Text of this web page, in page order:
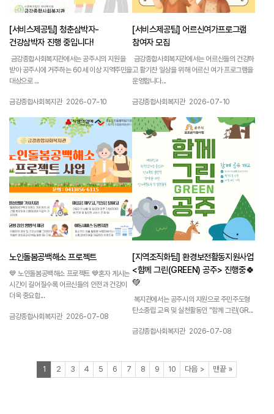
[서비스제공팀] 청춘삼박자-
건강삼박자 진행 중입니다!
금강종합사회복지관에서는 공주시의 지원을
받아 공주시에 거주하는 60세 이상 지역주민을
대상으로 ...
작성자 :
금강종합사회복지관 작성일 :
2026-07-10
[서비스제공팀] 어르신여가프로그램
참여자 모집
금강종합사회복지관에서는 어르신들의 건강하
고 활기찬 일상을 위해 어르신 여가 프로그램을
운영합니다...
작성자 :
금강종합사회복지관 작성일 :
2026-07-10
1153
노인돌봄공백해소 프로젝트
💙 노인돌봄공백해소 프로젝트 💙혼자 계시는
시간이 길어질수록 어르신들의 안전과 건강이
더욱 중요합...
작성자 :
금강종합사회복지관 작성일 :
2026-07-08
1152
[지역조직화팀] 환경보전활동지원사업
<함께 그린(GREEN) 공주> 진행중🍀
💚
복지관에서는 공주시의 지원으로 주민주도형
탄소중립 교육 및 실천활동인 "함께 그린(GR...
작성자 :
금강종합사회복지관 작성일 :
2026-07-08
열린
1 페이지
2페이지
3페이지
4페이지
5페이지
6페이지
7페이지
8페이지
9페이지
10 페이지
다음 페이지
> 맨끝 페이지
»